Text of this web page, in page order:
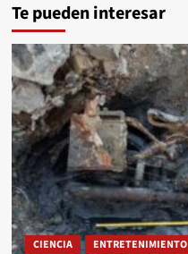
Te pueden interesar
CIENCIA ENTRETENIMIENTO